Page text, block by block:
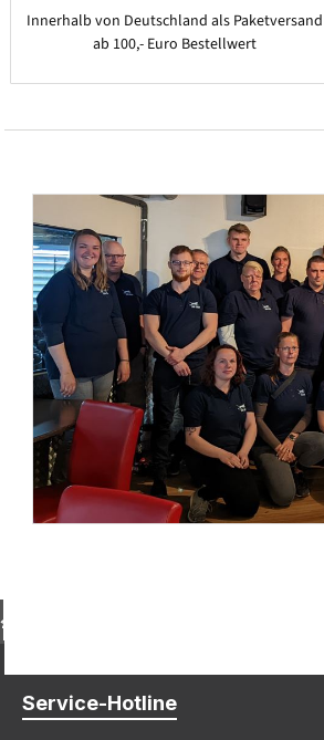
Innerhalb von Deutschland als Paketversand
ab 100,- Euro Bestellwert
Service-Hotline